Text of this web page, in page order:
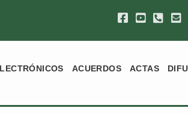
ACUERDOS ACTAS